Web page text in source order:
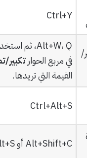
Ctrl+Y
في مربع الحوارتكبير/
القيمة التي تريدها.
Ctrl+Alt+S
Alt+Shift+C أو Ctrl+Alt+S